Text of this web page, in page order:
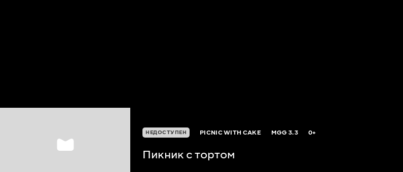
НЕДОСТУПЕН PICNIC WITH CAKE MGG3.3 0+
Пикник с тортом